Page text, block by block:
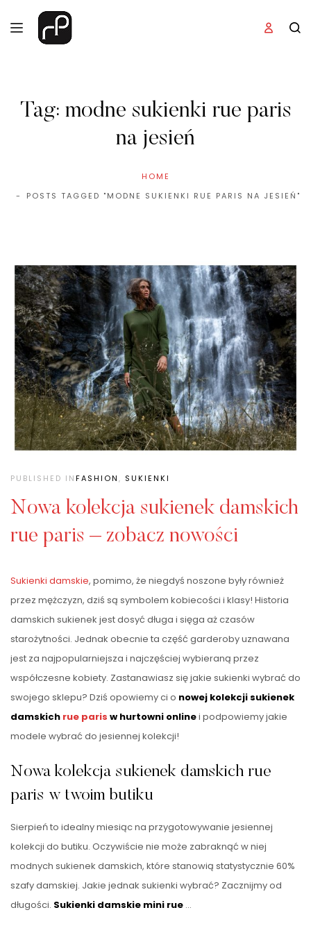
Tag: modne sukienki rue paris
na jesień
HOME
POSTS TAGGED "MODNE SUKIENKI RUE PARIS NA JESIEŃ"
PUBLISHED INFASHION, SUKIENKI
Nowa kolekcja sukienek damskich
rue paris – zobacz nowości
Sukienki damskie, pomimo, że niegdyś noszone były również
przez mężczyzn, dziś są symbolem kobiecości i klasy! Historia
damskich sukienek jest dosyć długa i sięga aż czasów
starożytności. Jednak obecnie ta część garderoby uznawana
jest za najpopularniejsza i najczęściej wybieraną przez
współczesne kobiety. Zastanawiasz się jakie sukienki wybrać do
swojego sklepu? Dziś opowiemy ci o nowej kolekcji sukienek
damskich rue paris w hurtowni onlinei podpowiemy jakie
modele wybrać do jesiennej kolekcji!
Nowa kolekcja sukienek damskich rue
paris w twoim butiku
Sierpień to idealny miesiąc na przygotowywanie jesiennej
kolekcji do butiku. Oczywiście nie może zabraknąć w niej
modnych sukienek damskich, które stanowią statystycznie 60%
szafy damskiej. Jakie jednak sukienki wybrać? Zacznijmy od
długości. Sukienki damskie mini rue …